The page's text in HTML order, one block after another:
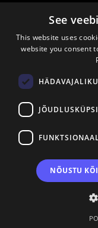
See
This website uses
website you consent
NÕUSTU